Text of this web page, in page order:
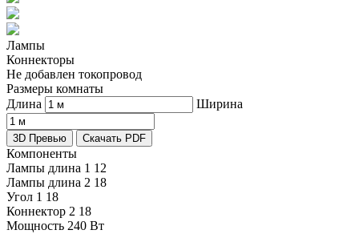
Лампы
Коннекторы
Не добавлен токопровод
Размеры комнаты
Длина
Ширина
3D Превью Скачать PDF
Компоненты
Лампы длина 1 12
Лампы длина 2 18
Угол 1 18
Коннектор 2 18
Мощность 240 Вт